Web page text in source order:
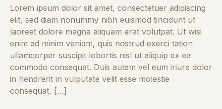
Lorem ipsum dolor sit amet, consectetuer adipiscing
elit, sed diam nonummy nibh euismod tincidunt ut
laoreet dolore magna aliquam erat volutpat. Ut wisi
enim ad minim veniam, quis nostrud exerci tation
ullamcorper suscipit lobortis nisl ut aliquip ex ea
commodo consequat. Duis autem vel eum iriure dolor
in hendrerit in vulputate velit esse molestie
consequat, […]